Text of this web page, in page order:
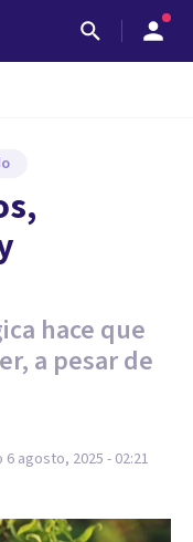
hace que
a pesar de
6 agosto, 2025 - 02:21